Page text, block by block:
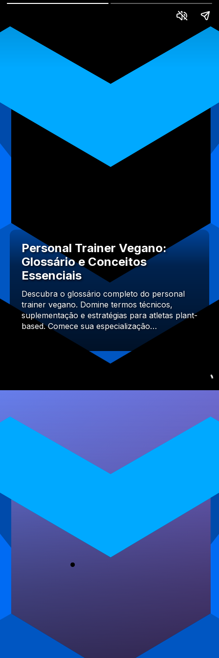
Personal Trainer Vegano:
Glossário e Conceitos
Essenciais
Descubra o glossário completo do personal
trainer vegano. Domine termos técnicos,
suplementação e estratégias para atletas plant-
based. Comece sua especialização…